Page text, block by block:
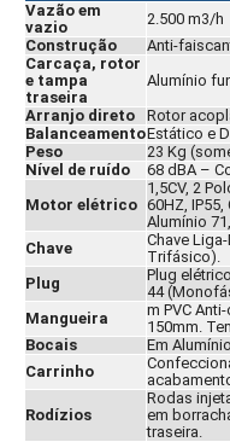
Vazão em
vazio
2.500 m3/h
Construção
Anti-
Carcaça, rotor
e tampa
traseira
Alumínio
Arranjo direto
Rotor
BalanceamentoEstático e
Peso
23 Kg
Nível de ruído
68 dBA –
Motor elétrico
1,5CV, 2
60HZ,
Alumínio
Chave
Chave
Trifásico).
Plug
Plug
44
Mangueira
m PVC
150mm.
Bocais
Em
Carrinho
Rodízios
Rodas
em
traseira.